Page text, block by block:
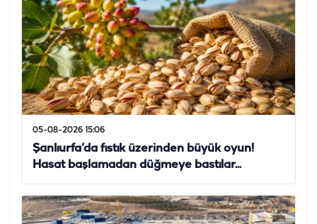
05-08-2026 15:06
Şanlıurfa’da fıstık üzerinden büyük oyun!
Hasat başlamadan düğmeye bastılar...